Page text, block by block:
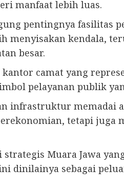
manfaat lebih luas.
pentingnya fasilitas
menyisakan kendala,
besar.
camat yang
pelayanan publik
infrastruktur memadai
tetapi juga
Muara Jawa
dinilainya sebagai